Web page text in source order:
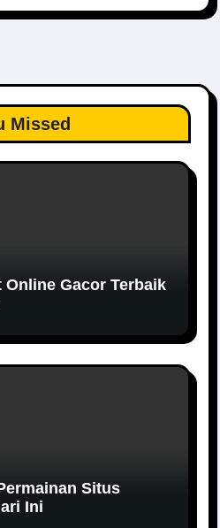
Missed
Gacor Terbaik
Situs
Ini